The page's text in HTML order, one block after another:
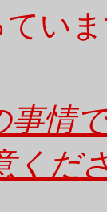
い
事情
くだ